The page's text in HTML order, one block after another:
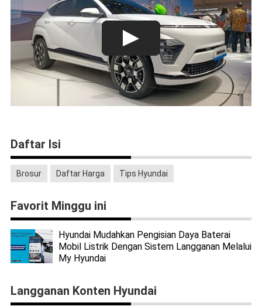
Daftar Isi
Brosur Daftar Harga Tips Hyundai
Favorit Minggu ini
Hyundai Mudahkan Pengisian Daya Baterai
Mobil Listrik Dengan Sistem Langganan Melalui
My Hyundai
Langganan Konten Hyundai